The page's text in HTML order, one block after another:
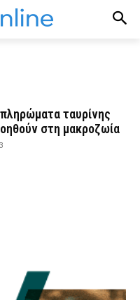
ταυρίνης
στη μακροζωία